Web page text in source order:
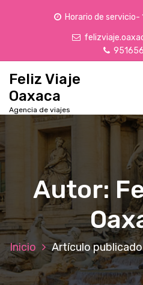
Horario de servicio-
Feliz Viaje
Oaxaca
Agencia de viajes
Autor:
Inicio Artículo